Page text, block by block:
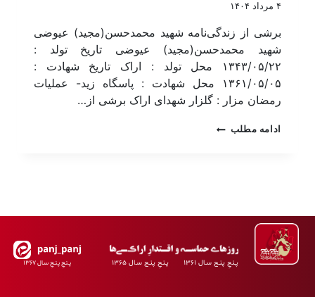
۴ مرداد ۱۴۰۴
برشی از زندگی‌نامه شهید محمدحسن(مجید) عیوضی
شهید محمدحسن(مجید) عیوضی تاریخ تولد :
۱۳۴۳/۰۵/۲۲ محل تولد : اراک تاریخ شهادت :
۱۳۶۱/۰۵/۰۵ محل شهادت : پاسگاه زید- عملیات
رمضان مزار : گلزار شهدای اراک برشی از…
ادامه مطلب
پـنجِ پنـج سـال ۱۳۶۱ پـنجِ پنـج سـال ۱۳۶۵ پـنجِ پنـجِ سـال ۱۳۶۷